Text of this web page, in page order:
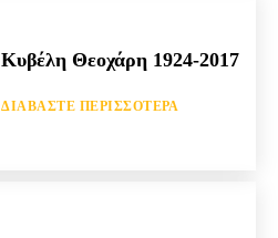
Κυβέλη Θεοχάρη 1924-2017
ΔΙΑΒΆΣΤΕ ΠΕΡΙΣΣΌΤΕΡΑ